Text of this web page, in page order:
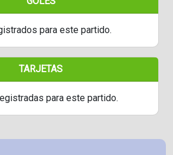
para este partido.
TARJETAS
para este partido.